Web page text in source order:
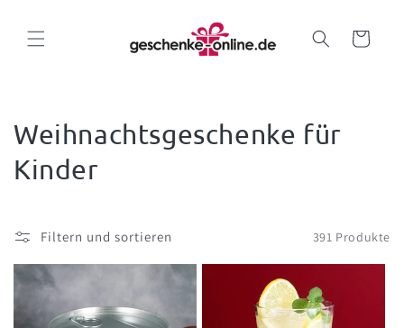
Inhalt
Warenkorb
Weihnachtsgeschenke für
Kinder
Filtern und sortieren 391 Produkte